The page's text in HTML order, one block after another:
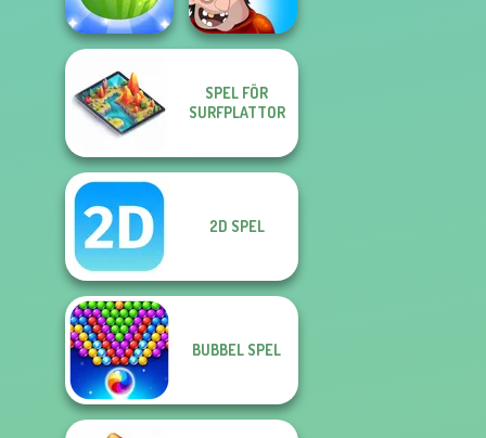
Game
Cowboy Swing
Put The Fruit
Together
DOP Puzzle:
SPEL FÖR
SURFPLATTOR
2D SPEL
BUBBEL SPEL